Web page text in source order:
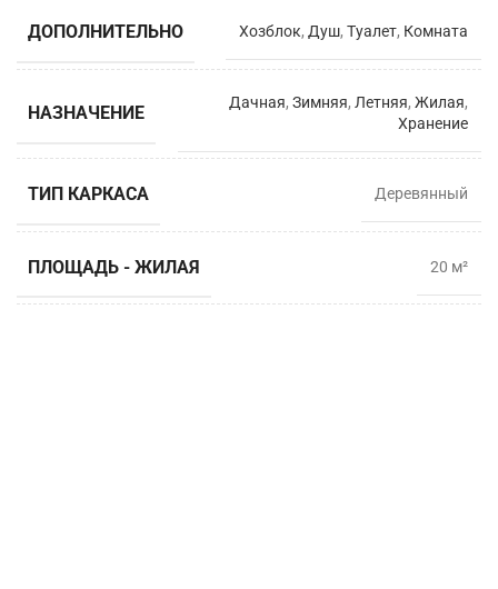
ДОПОЛНИТЕЛЬНО Хозблок, Душ, Туалет, Комната
НАЗНАЧЕНИЕ Дачная, Зимняя, Летняя, Жилая,
Хранение
ТИП КАРКАСА Деревянный
ПЛОЩАДЬ - ЖИЛАЯ 20 м²